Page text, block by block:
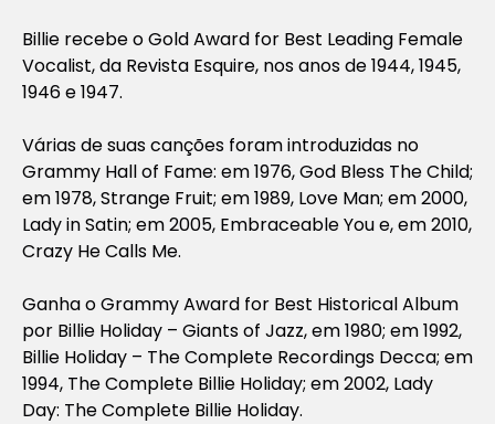
Billie recebe o Gold Award for Best Leading Female
Vocalist, da Revista Esquire, nos anos de 1944, 1945,
1946 e 1947.
Várias de suas canções foram introduzidas no
Grammy Hall of Fame: em 1976, God Bless The Child;
em 1978, Strange Fruit; em 1989, Love Man; em 2000,
Lady in Satin; em 2005, Embraceable You e, em 2010,
Crazy He Calls Me.
Ganha o Grammy Award for Best Historical Album
por Billie Holiday – Giants of Jazz, em 1980; em 1992,
Billie Holiday – The Complete Recordings Decca; em
1994, The Complete Billie Holiday; em 2002, Lady
Day: The Complete Billie Holiday.